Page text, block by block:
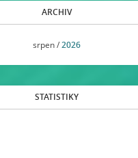
ARCHIV
srpen /2026
STATISTIKY